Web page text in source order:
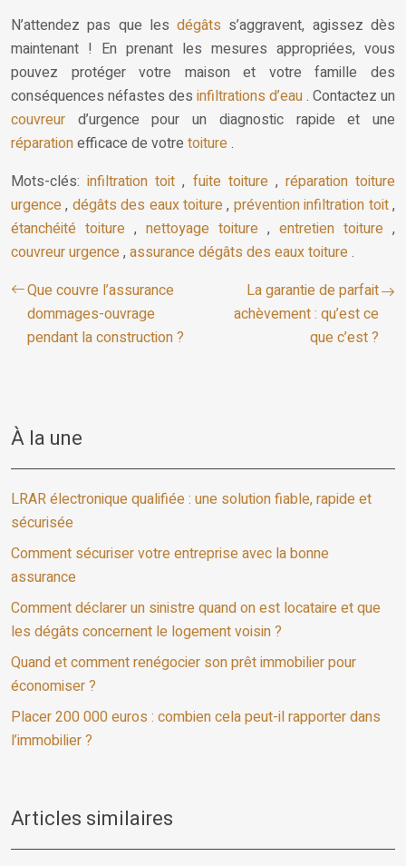
N’attendez pas que lesdégâts s’aggravent, agissez dès
maintenant ! En prenant les mesures appropriées, vous
pouvez protéger votre maison et votre famille des
conséquences néfastes des infiltrations d’eau. Contactez un
couvreur d’urgence pour un diagnostic rapide et une
réparationefficace de votre toiture.
Mots-clés:infiltration toit, fuite toiture , réparation toiture
urgence, dégâts des eaux toiture, prévention infiltration toit,
étanchéité toiture , nettoyage toiture , entretien toiture ,
couvreur urgence, assurance dégâts des eaux toiture.
Que couvre l’assurance
dommages-ouvrage
pendant la construction ?
La garantie de parfait
achèvement : qu’est ce
que c’est ?
À la une
LRAR électronique qualifiée : une solution fiable, rapide et
sécurisée
Comment sécuriser votre entreprise avec la bonne
assurance
Comment déclarer un sinistre quand on est locataire et que
les dégâts concernent le logement voisin ?
Quand et comment renégocier son prêt immobilier pour
économiser ?
Placer 200 000 euros : combien cela peut-il rapporter dans
l’immobilier ?
Articles similaires